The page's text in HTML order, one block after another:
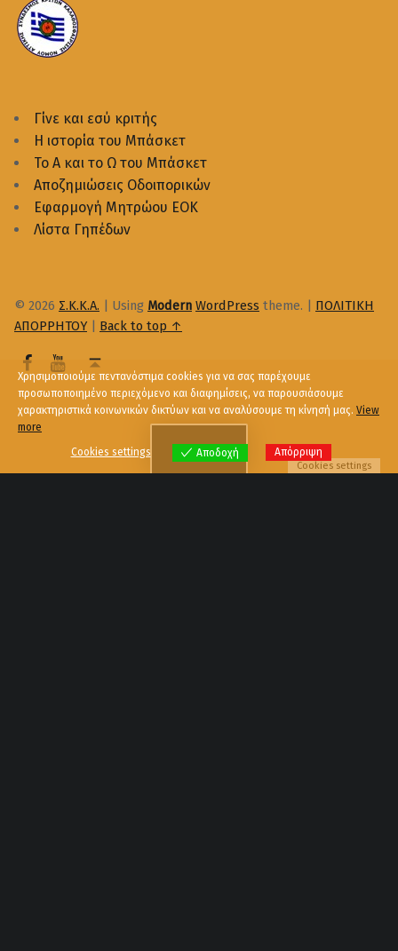
Menu
Γίνε και εσύ κριτής
Η ιστορία του Μπάσκετ
Το Α και το Ω του Μπάσκετ
Αποζημιώσεις Οδοιπορικών
Εφαρμογή Μητρώου ΕΟΚ
Λίστα Γηπέδων
© 2026 Σ.Κ.Κ.Α. Using Modern WordPress theme.
ΠΟΛΙΤΙΚΗ
ΑΠΟΡΡΗΤΟΥ
Back to top ↑
Χρησιμοποιούμε πεντανόστιμα cookies για να σας παρέχουμε
προσωποποιημένο περιεχόμενο και διαφημίσεις, να παρουσιάσουμε
χαρακτηριστικά κοινωνικών δικτύων και να αναλύσουμε τη κίνησή μας. View
more
Cookies settings
Αποδοχή Απόρριψη
Cookies settings